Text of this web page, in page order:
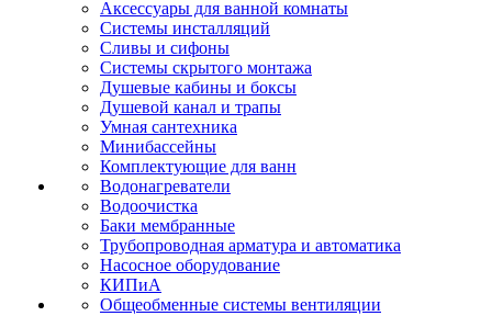
Аксессуары для ванной комнаты
Системы инсталляций
Сливы и сифоны
Системы скрытого монтажа
Душевые кабины и боксы
Душевой канал и трапы
Умная сантехника
Минибассейны
Комплектующие для ванн
Водонагреватели
Водоочистка
Баки мембранные
Трубопроводная арматура и автоматика
Насосное оборудование
КИПиА
Общеобменные системы вентиляции